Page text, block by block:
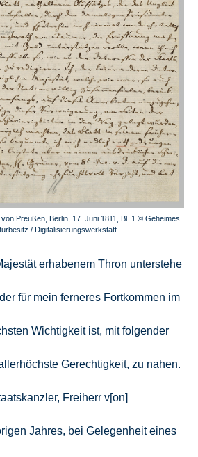
Preußen, Berlin, 17. Juni 1811, Bl. 1 © Geheimes
/ Digitalisierungswerkstatt
erhabenem Thron unterstehe
für mein ferneres Fortkommen im
Wichtigkeit ist, mit folgender
Gerechtigkeit, zu nahen.
Freiherr v[on]
Jahres, bei Gelegenheit eines